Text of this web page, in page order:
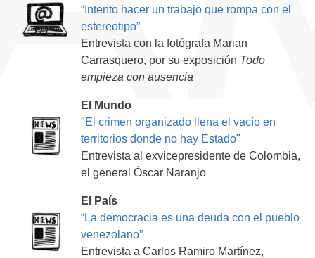
“Intento hacer un trabajo que rompa con el
estereotipo”
Entrevista con la fotógrafa Marian
Carrasquero, por su exposición Todo
empieza con ausencia
El Mundo
"El crimen organizado llena el vacío en
territorios donde no hay Estado"
Entrevista al exvicepresidente de Colombia,
el general Óscar Naranjo
El País
“La democracia es una deuda con el pueblo
venezolano”
Entrevista a Carlos Ramiro Martínez,